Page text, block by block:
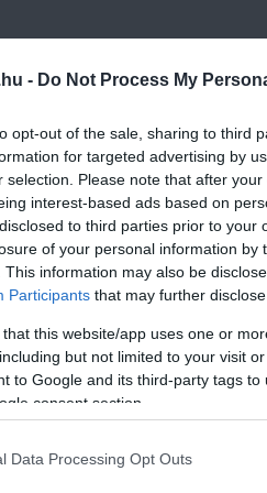
- Do Not Process My
opt-out of the sale, sharing to third
for targeted advertising by
selection. Please note that after
interest-based ads based on
to third parties prior to
of your personal information by
This information may also be
Participants that may further
that this website/app uses one or
but not limited to your visit
to Google and its third-party tags
consent section.
Data Processing Opt Outs
majd hagyjuk állni
a túró.
részt egy szűrőn keresztül.
le a hűtőben legalább egy